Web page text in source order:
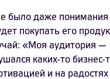
было даже понимания
покупать его
«Моя аудитория —
каких-то бизнес-
и на